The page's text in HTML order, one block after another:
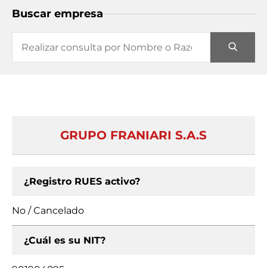
Buscar empresa
GRUPO FRANIARI S.A.S
¿Registro RUES activo?
No / Cancelado
¿Cuál es su NIT?